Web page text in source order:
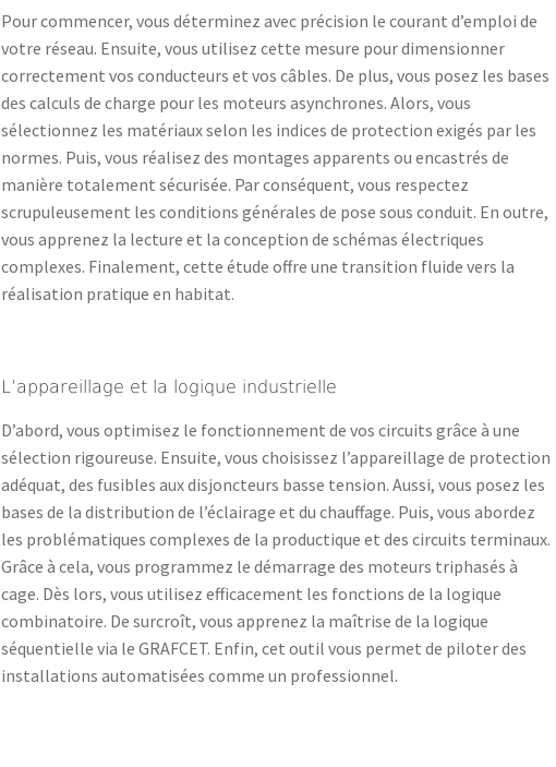
Pour commencer, vous déterminez avec précision le courant d’emploi de
votre réseau. Ensuite, vous utilisez cette mesure pour dimensionner
correctement vos conducteurs et vos câbles. De plus, vous posez les bases
des calculs de charge pour les moteurs asynchrones. Alors, vous
sélectionnez les matériaux selon les indices de protection exigés par les
normes. Puis, vous réalisez des montages apparents ou encastrés de
manière totalement sécurisée. Par conséquent, vous respectez
scrupuleusement les conditions générales de pose sous conduit. En outre,
vous apprenez la lecture et la conception de schémas électriques
complexes. Finalement, cette étude offre une transition fluide vers la
réalisation pratique en habitat.
L’appareillage et la logique industrielle
D’abord, vous optimisez le fonctionnement de vos circuits grâce à une
sélection rigoureuse. Ensuite, vous choisissez l’appareillage de protection
adéquat, des fusibles aux disjoncteurs basse tension. Aussi, vous posez les
bases de la distribution de l’éclairage et du chauffage. Puis, vous abordez
les problématiques complexes de la productique et des circuits terminaux.
Grâce à cela, vous programmez le démarrage des moteurs triphasés à
cage. Dès lors, vous utilisez efficacement les fonctions de la logique
combinatoire. De surcroît, vous apprenez la maîtrise de la logique
séquentielle via le GRAFCET. Enfin, cet outil vous permet de piloter des
installations automatisées comme un professionnel.